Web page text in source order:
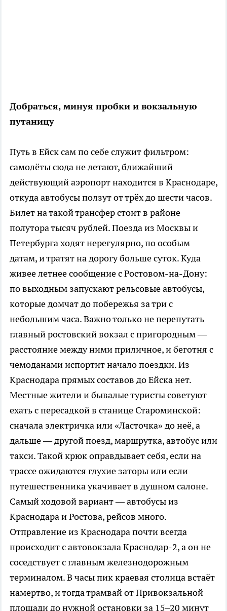
Добраться, минуя пробки и вокзальную
путаницу
Путь в Ейск сам по себе служит фильтром:
самолёты сюда не летают, ближайший
действующий аэропорт находится в Краснодаре,
откуда автобусы ползут от трёх до шести часов.
Билет на такой трансфер стоит в районе
полутора тысяч рублей. Поезда из Москвы и
Петербурга ходят нерегулярно, по особым
датам, и тратят на дорогу больше суток. Куда
живее летнее сообщение с Ростовом-на-Дону:
по выходным запускают рельсовые автобусы,
которые домчат до побережья за три с
небольшим часа. Важно только не перепутать
главный ростовский вокзал с пригородным —
расстояние между ними приличное, и беготня с
чемоданами испортит начало поездки. Из
Краснодара прямых составов до Ейска нет.
Местные жители и бывалые туристы советуют
ехать с пересадкой в станице Староминской:
сначала электричка или «Ласточка» до неё, а
дальше — другой поезд, маршрутка, автобус или
такси. Такой крюк оправдывает себя, если на
трассе ожидаются глухие заторы или если
путешественника укачивает в душном салоне.
Самый ходовой вариант — автобусы из
Краснодара и Ростова, рейсов много.
Отправление из Краснодара почти всегда
происходит с автовокзала Краснодар-2, а он не
соседствует с главным железнодорожным
терминалом. В часы пик краевая столица встаёт
намертво, и тогда трамвай от Привокзальной
площади до нужной остановки за 15–20 минут